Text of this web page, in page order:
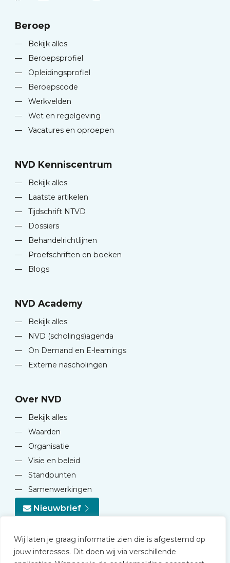
Wij laten je graag informatie zien die is afgestemd op
jouw interesses. Dit doen wij via verschillende
Beroep
—
Bekijk alles
—
Beroepsprofiel
—
Opleidingsprofiel
—
Beroepscode
—
Werkvelden
—
Wet en regelgeving
—
Vacatures en oproepen
NVD Kenniscentrum
—
Bekijk alles
—
Laatste artikelen
—
Tijdschrift NTVD
—
Dossiers
—
Behandelrichtlijnen
—
Proefschriften en boeken
—
Blogs
NVD Academy
—
Bekijk alles
—
NVD (scholings)agenda
—
On Demand en E-learnings
—
Externe nascholingen
Over NVD
—
Bekijk alles
—
Waarden
—
Organisatie
—
Visie en beleid
—
Standpunten
—
Samenwerkingen
Nieuwbrief